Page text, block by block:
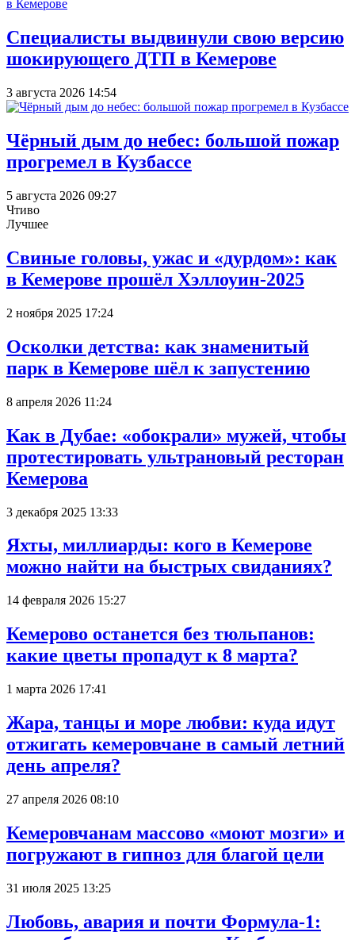
Специалисты выдвинули свою версию
шокирующего ДТП в Кемерове
3 августа 2026 14:54
Чёрный дым до небес: большой пожар
прогремел в Кузбассе
5 августа 2026 09:27
Чтиво
Лучшее
Свиные головы, ужас и «дурдом»: как
в Кемерове прошёл Хэллоуин-2025
2 ноября 2025 17:24
Осколки детства: как знаменитый
парк в Кемерове шёл к запустению
8 апреля 2026 11:24
Как в Дубае: «обокрали» мужей, чтобы
протестировать ультрановый ресторан
Кемерова
3 декабря 2025 13:33
Яхты, миллиарды: кого в Кемерове
можно найти на быстрых свиданиях?
14 февраля 2026 15:27
Кемерово останется без тюльпанов:
какие цветы пропадут к 8 марта?
1 марта 2026 17:41
Жара, танцы и море любви: куда идут
отжигать кемеровчане в самый летний
день апреля?
27 апреля 2026 08:10
Кемеровчанам массово «моют мозги» и
погружают в гипноз для благой цели
31 июля 2025 13:25
Любовь, авария и почти Формула-1: